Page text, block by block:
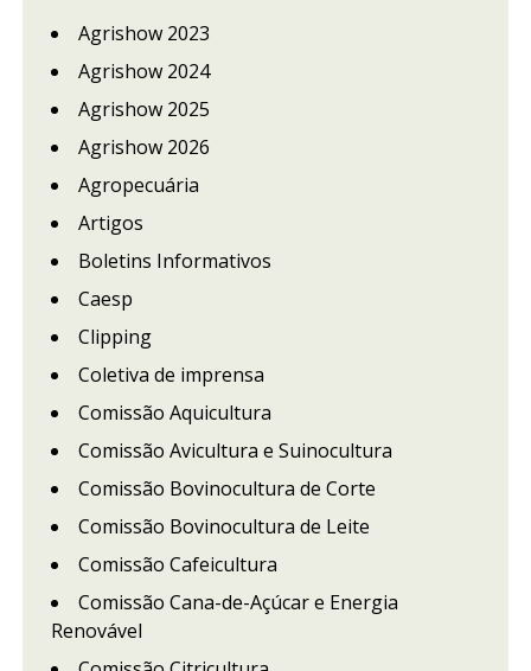
Agrishow 2023
Agrishow 2024
Agrishow 2025
Agrishow 2026
Agropecuária
Artigos
Boletins Informativos
Caesp
Clipping
Coletiva de imprensa
Comissão Aquicultura
Comissão Avicultura e Suinocultura
Comissão Bovinocultura de Corte
Comissão Bovinocultura de Leite
Comissão Cafeicultura
Comissão Cana-de-Açúcar e Energia
Renovável